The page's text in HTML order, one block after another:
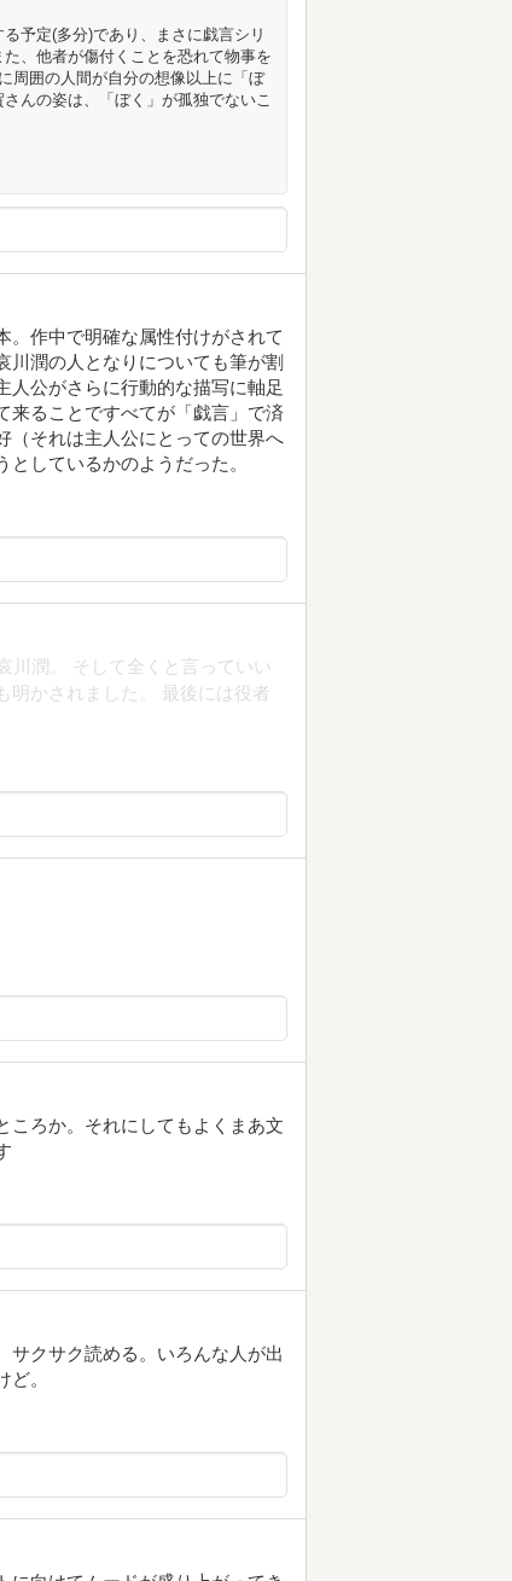
予定(多分)であり、まさに戯言シリ
、他者が傷付くことを恐れて物事を
周囲の人間が自分の想像以上に「ぼ
んの姿は、「ぼく」が孤独でないこ
。作中で明確な属性付けがされて
川潤の人となりについても筆が割
人公がさらに行動的な描写に軸足
来ることですべてが「戯言」で済
（それは主人公にとっての世界へ
しているかのようだった。
川潤。 そして全くと言っていい
明かされました。 最後には役者
ころか。それにしてもよくまあ文
サクサク読める。いろんな人が出
。